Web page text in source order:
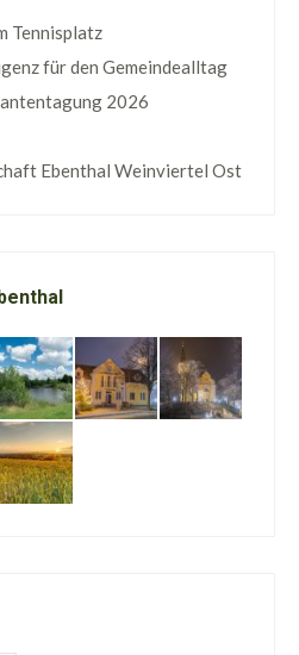
Tennisplatz
für den Gemeindealltag
2026
Ebenthal Weinviertel Ost